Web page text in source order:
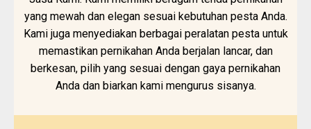
yang mewah dan elegan sesuai kebutuhan pesta Anda.
Kami juga menyediakan berbagai peralatan pesta untuk
memastikan pernikahan Anda berjalan lancar, dan
berkesan, pilih yang sesuai dengan gaya pernikahan
Anda dan biarkan kami mengurus sisanya.